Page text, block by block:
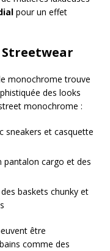
pour un effet
Streetwear
monochrome trouve
des looks
monochrome :
sneakers et casquette
pantalon cargo et des
baskets chunky et
être
comme des